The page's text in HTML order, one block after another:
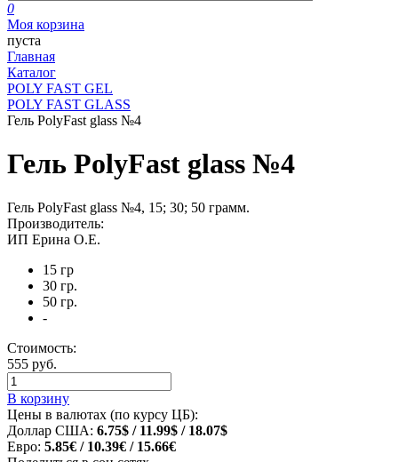
0
Моя корзина
пуста
Главная
Каталог
POLY FAST GEL
POLY FAST GLASS
Гель PolyFast glass №4
Гель PolyFast glass №4
Гель PolyFast glass №4, 15; 30; 50 грамм.
Производитель:
ИП Ерина О.Е.
15 гр
30 гр.
50 гр.
-
Стоимость:
555 руб.
В корзину
Цены в валютах (по курсу ЦБ):
Доллар США: 6.75$ / 11.99$ / 18.07$
Евро: 5.85€ / 10.39€ / 15.66€